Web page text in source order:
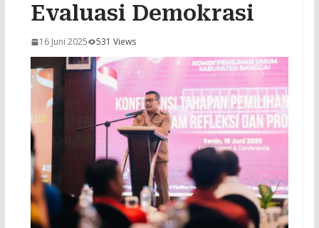
Evaluasi Demokrasi
16 Juni 2025 531 Views